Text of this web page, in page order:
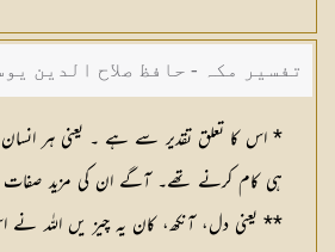
تفسیر مکہ - حافظ صلاح الدین
* اس کا تعلق تقدیر سے ہے ۔ یعنی ہر
ہی کام کرنے تھے۔ آگے ان کی مزید صفات
** یعنی دل، آنکھ، کان یہ چیز یں اللہ نے